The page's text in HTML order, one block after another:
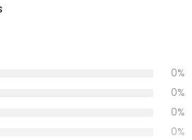
0%
0%
0%
0%